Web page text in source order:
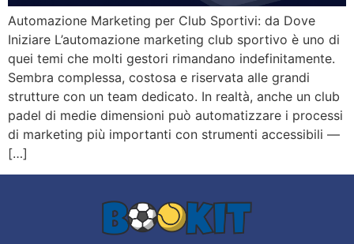
Automazione Marketing per Club Sportivi: da Dove
Iniziare L’automazione marketing club sportivo è uno di
quei temi che molti gestori rimandano indefinitamente.
Sembra complessa, costosa e riservata alle grandi
strutture con un team dedicato. In realtà, anche un club
padel di medie dimensioni può automatizzare i processi
di marketing più importanti con strumenti accessibili —
[…]